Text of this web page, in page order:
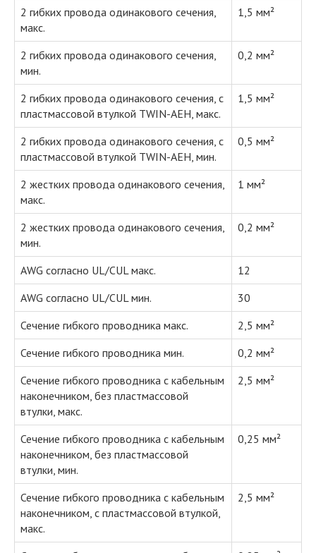
2 гибких провода одинакового сечения,
макс.
1,5 мм²
2 гибких провода одинакового сечения,
мин.
0,2 мм²
2 гибких провода одинакового сечения, с
пластмассовой втулкой TWIN-AEH, макс.
1,5 мм²
2 гибких провода одинакового сечения, с
пластмассовой втулкой TWIN-AEH, мин.
0,5 мм²
2 жестких провода одинакового сечения,
макс.
1 мм²
2 жестких провода одинакового сечения,
мин.
0,2 мм²
AWG согласно UL/CUL макс.
12
AWG согласно UL/CUL мин.
30
Сечение гибкого проводника макс.
2,5 мм²
Сечение гибкого проводника мин.
0,2 мм²
Сечение гибкого проводника с кабельным
наконечником, без пластмассовой
втулки, макс.
2,5 мм²
Сечение гибкого проводника с кабельным
наконечником, без пластмассовой
втулки, мин.
0,25 мм²
Сечение гибкого проводника с кабельным
наконечником, с пластмассовой втулкой,
макс.
2,5 мм²